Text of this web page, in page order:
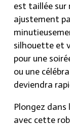
est taillée sur
ajustement
silhouette et
pour une
ou une
deviendra
Plongez dans
avec cette